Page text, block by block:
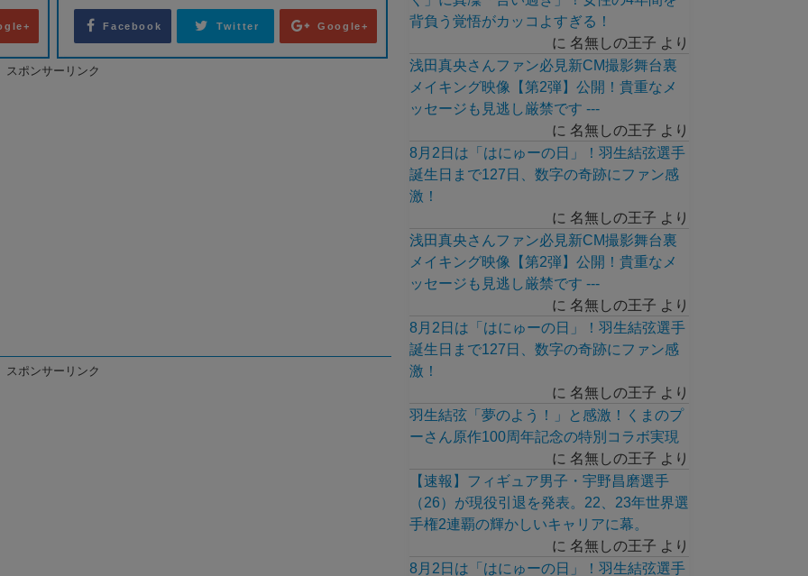
Facebook Twitter Google+
スポンサーリンク
スポンサーリンク
背負う覚悟がカッコよすぎる！
に 名無しの王子 より
浅田真央さんファン必見新CM撮影舞台裏
メイキング映像【第2弾】公開！貴重なメ
ッセージも見逃し厳禁です ---
に 名無しの王子 より
8月2日は「はにゅーの日」！羽生結弦選手
誕生日まで127日、数字の奇跡にファン感
激！
に 名無しの王子 より
浅田真央さんファン必見新CM撮影舞台裏
メイキング映像【第2弾】公開！貴重なメ
ッセージも見逃し厳禁です ---
に 名無しの王子 より
8月2日は「はにゅーの日」！羽生結弦選手
誕生日まで127日、数字の奇跡にファン感
激！
に 名無しの王子 より
羽生結弦「夢のよう！」と感激！くまのプ
ーさん原作100周年記念の特別コラボ実現
に 名無しの王子 より
【速報】フィギュア男子・宇野昌磨選手
（26）が現役引退を発表。22、23年世界選
手権2連覇の輝かしいキャリアに幕。
に 名無しの王子 より
8月2日は「はにゅーの日」！羽生結弦選手